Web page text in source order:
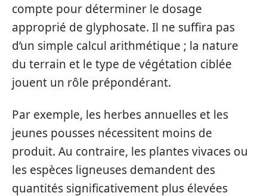
compte pour déterminer le dosage
approprié de glyphosate. Il ne suffira pas
d’un simple calcul arithmétique ; la nature
du terrain et le type de végétation ciblée
jouent un rôle prépondérant.
Par exemple, les herbes annuelles et les
jeunes pousses nécessitent moins de
produit. Au contraire, les plantes vivaces ou
les espèces ligneuses demandent des
quantités significativement plus élevées